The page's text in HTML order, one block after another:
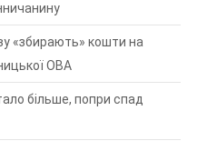
«збирають» кошти на
ОВА
більше, попри спад